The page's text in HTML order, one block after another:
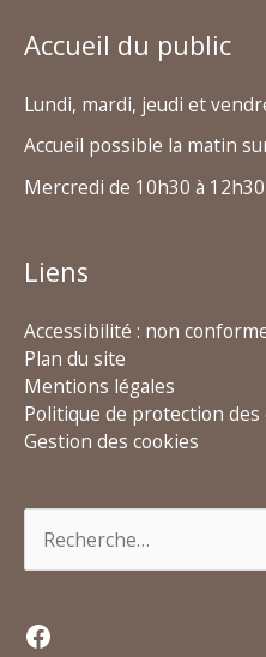
Accueil du public
Lundi, mardi, jeudi et
Accueil possible la matin
Mercredi de 10h30 à 12h30
Liens
Accessibilité : non
Plan du site
Mentions légales
Politique de protection des
Gestion des cookies
Facebook